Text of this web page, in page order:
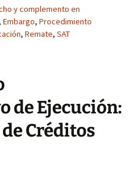
y complemento en
, Embargo, Procedimiento
, Remate, SAT
de Ejecución:
Créditos